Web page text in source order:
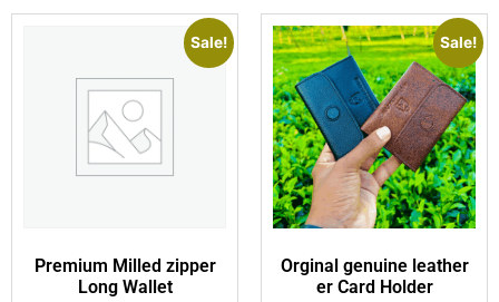
Sale!
Premium Milled zipper
Long Wallet
Sale!
Orginal genuine leather
er Card Holder